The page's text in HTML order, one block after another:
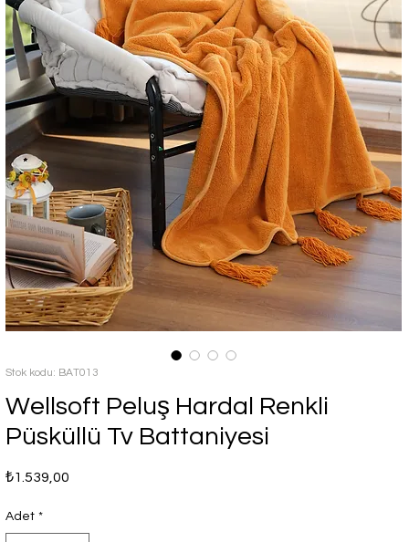
Stok kodu: BAT013
Wellsoft Peluş Hardal Renkli
Püsküllü Tv Battaniyesi
₺1.539,00
Adet *